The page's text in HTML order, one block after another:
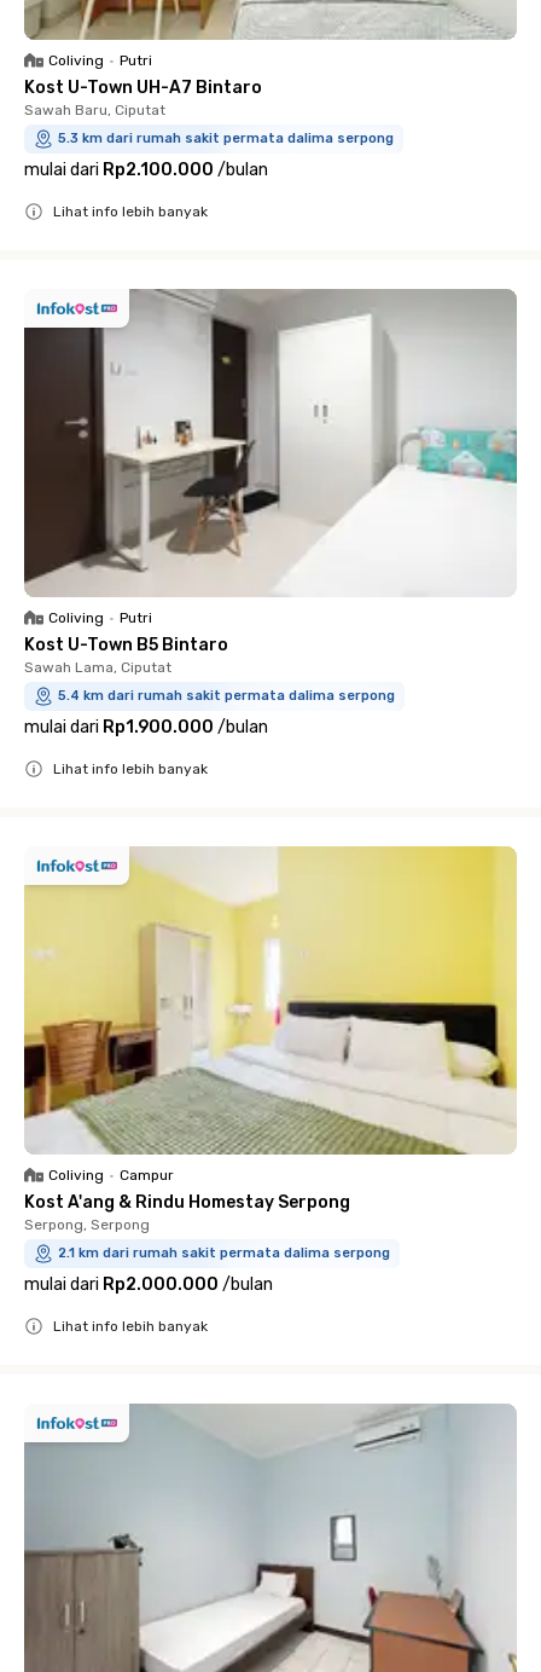
Coliving • Putri
Kost U-Town UH-A7 Bintaro
Sawah Baru, Ciputat
5.3 km dari rumah sakit permata dalima serpong
mulai dari Rp2.100.000 /bulan
Lihat info lebih banyak
Coliving • Putri
Kost U-Town B5 Bintaro
Sawah Lama, Ciputat
5.4 km dari rumah sakit permata dalima serpong
mulai dari Rp1.900.000 /bulan
Lihat info lebih banyak
Coliving • Campur
Kost A'ang & Rindu Homestay Serpong
Serpong, Serpong
2.1 km dari rumah sakit permata dalima serpong
mulai dari Rp2.000.000 /bulan
Lihat info lebih banyak